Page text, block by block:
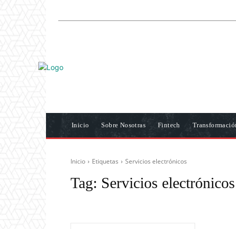
Inicio Sobre Nosotras Fintech
Inicio Etiquetas Servicios electrónicos
Tag: Servicios electrónicos